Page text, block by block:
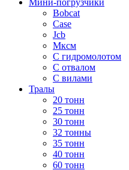
Мини-погрузчики
Bobcat
Case
Jcb
Мксм
С гидромолотом
С отвалом
С вилами
Тралы
20 тонн
25 тонн
30 тонн
32 тонны
35 тонн
40 тонн
60 тонн